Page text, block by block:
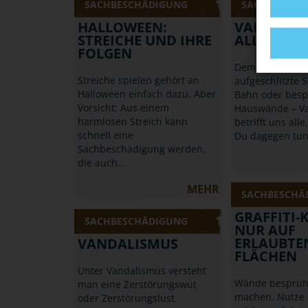
SACHBESCHÄDIGUNG
HALLOWEEN:
STREICHE UND IHRE
FOLGEN
Streiche spielen gehört an
Halloween einfach dazu. Aber
Vorsicht: Aus einem
harmlosen Streich kann
schnell eine
Sachbeschädigung werden,
die auch…
MEHR
ALLE AN
Demolierte
aufgeschlitzte
Bahn oder
Hauswände –
betrifft uns
Du dagegen
GRAFFITI-
NUR AUF
FLÄCHEN
Wände
machen.
SACHBESCHÄDIGUNG
VANDALISMUS
Unter Vandalismus versteht
man eine Zerstörungswut
oder Zerstörungslust.